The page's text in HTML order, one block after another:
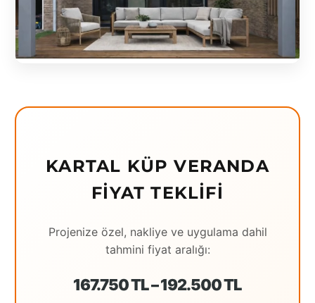
KARTAL KÜP VERANDA
FIYAT TEKLIFI
Projenize özel, nakliye ve uygulama dahil
tahmini fiyat aralığı:
167.750 TL – 192.500 TL
Diyarbakır
Eching
Elazığ
Erzrum
Gaziantep